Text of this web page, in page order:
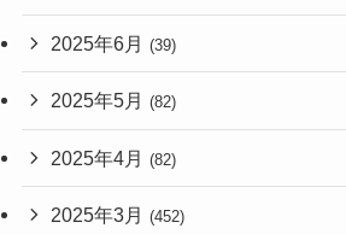
2025年6月 (39)
2025年5月 (82)
2025年4月 (82)
2025年3月 (452)